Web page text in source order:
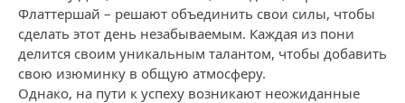
Флаттершай – решают объединить свои силы, чтобы
сделать этот день незабываемым. Каждая из пони
делится своим уникальным талантом, чтобы добавить
свою изюминку в общую атмосферу.
Однако, на пути к успеху возникают неожиданные